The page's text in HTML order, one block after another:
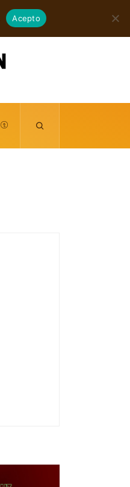
agosto 8, 2026
Acepto